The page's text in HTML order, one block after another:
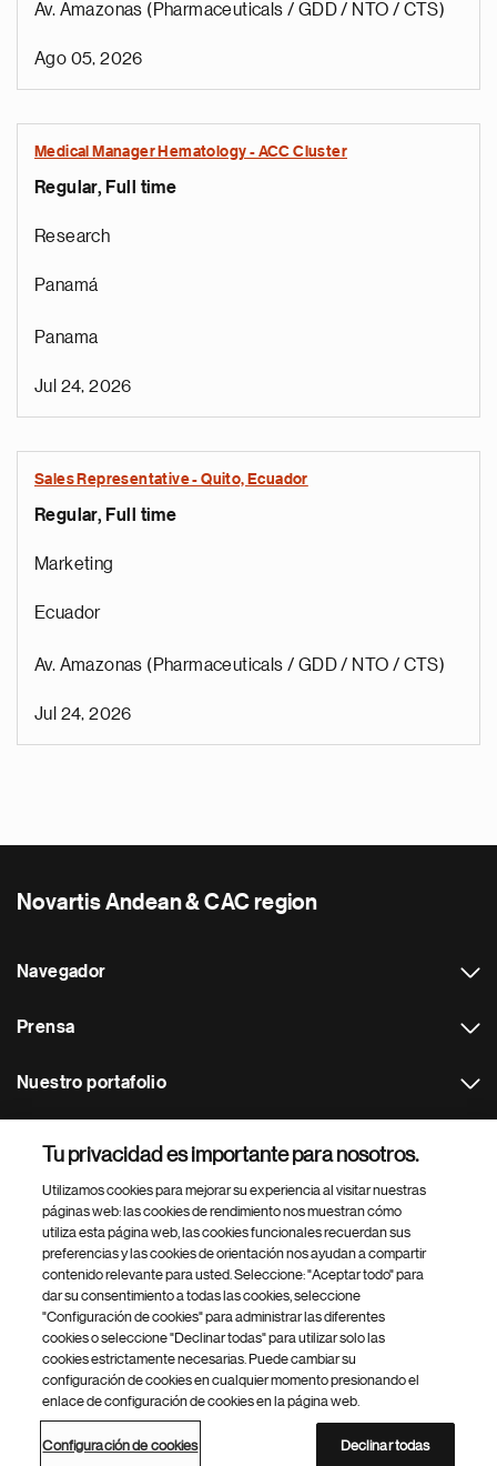
Av. Amazonas (Pharmaceuticals / GDD / NTO / CTS)
Ago 05, 2026
Medical Manager Hematology - ACC Cluster
Regular, Full time
Research
Panamá
Panama
Jul 24, 2026
Sales Representative - Quito, Ecuador
Regular, Full time
Marketing
Ecuador
Av. Amazonas (Pharmaceuticals / GDD / NTO / CTS)
Jul 24, 2026
Novartis Andean & CAC region
Navegador
Prensa
Nuestro portafolio
Footer Site Search
inferior
del
© 2026 Novartis AG
Política de privacidad Términos de uso
Accesibilidad
Configuración de cookies
Mapa del sitio
Tu privacidad es importante para nosotros.
Utilizamos cookies para mejorar su experiencia al visitar nuestras
páginas web: las cookies de rendimiento nos muestran cómo
utiliza esta página web, las cookies funcionales recuerdan sus
preferencias y las cookies de orientación nos ayudan a compartir
contenido relevante para usted. Seleccione: "Aceptar todo" para
dar su consentimiento a todas las cookies, seleccione
"Configuración de cookies" para administrar las diferentes
cookies o seleccione "Declinar todas" para utilizar solo las
cookies estrictamente necesarias. Puede cambiar su
configuración de cookies en cualquier momento presionando el
enlace de configuración de cookies en la página web.
Configuración de cookies Declinar todas